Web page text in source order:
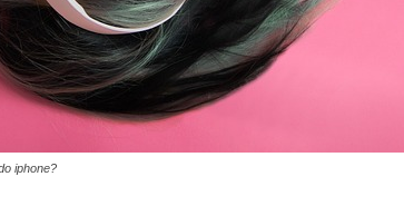
iphone?